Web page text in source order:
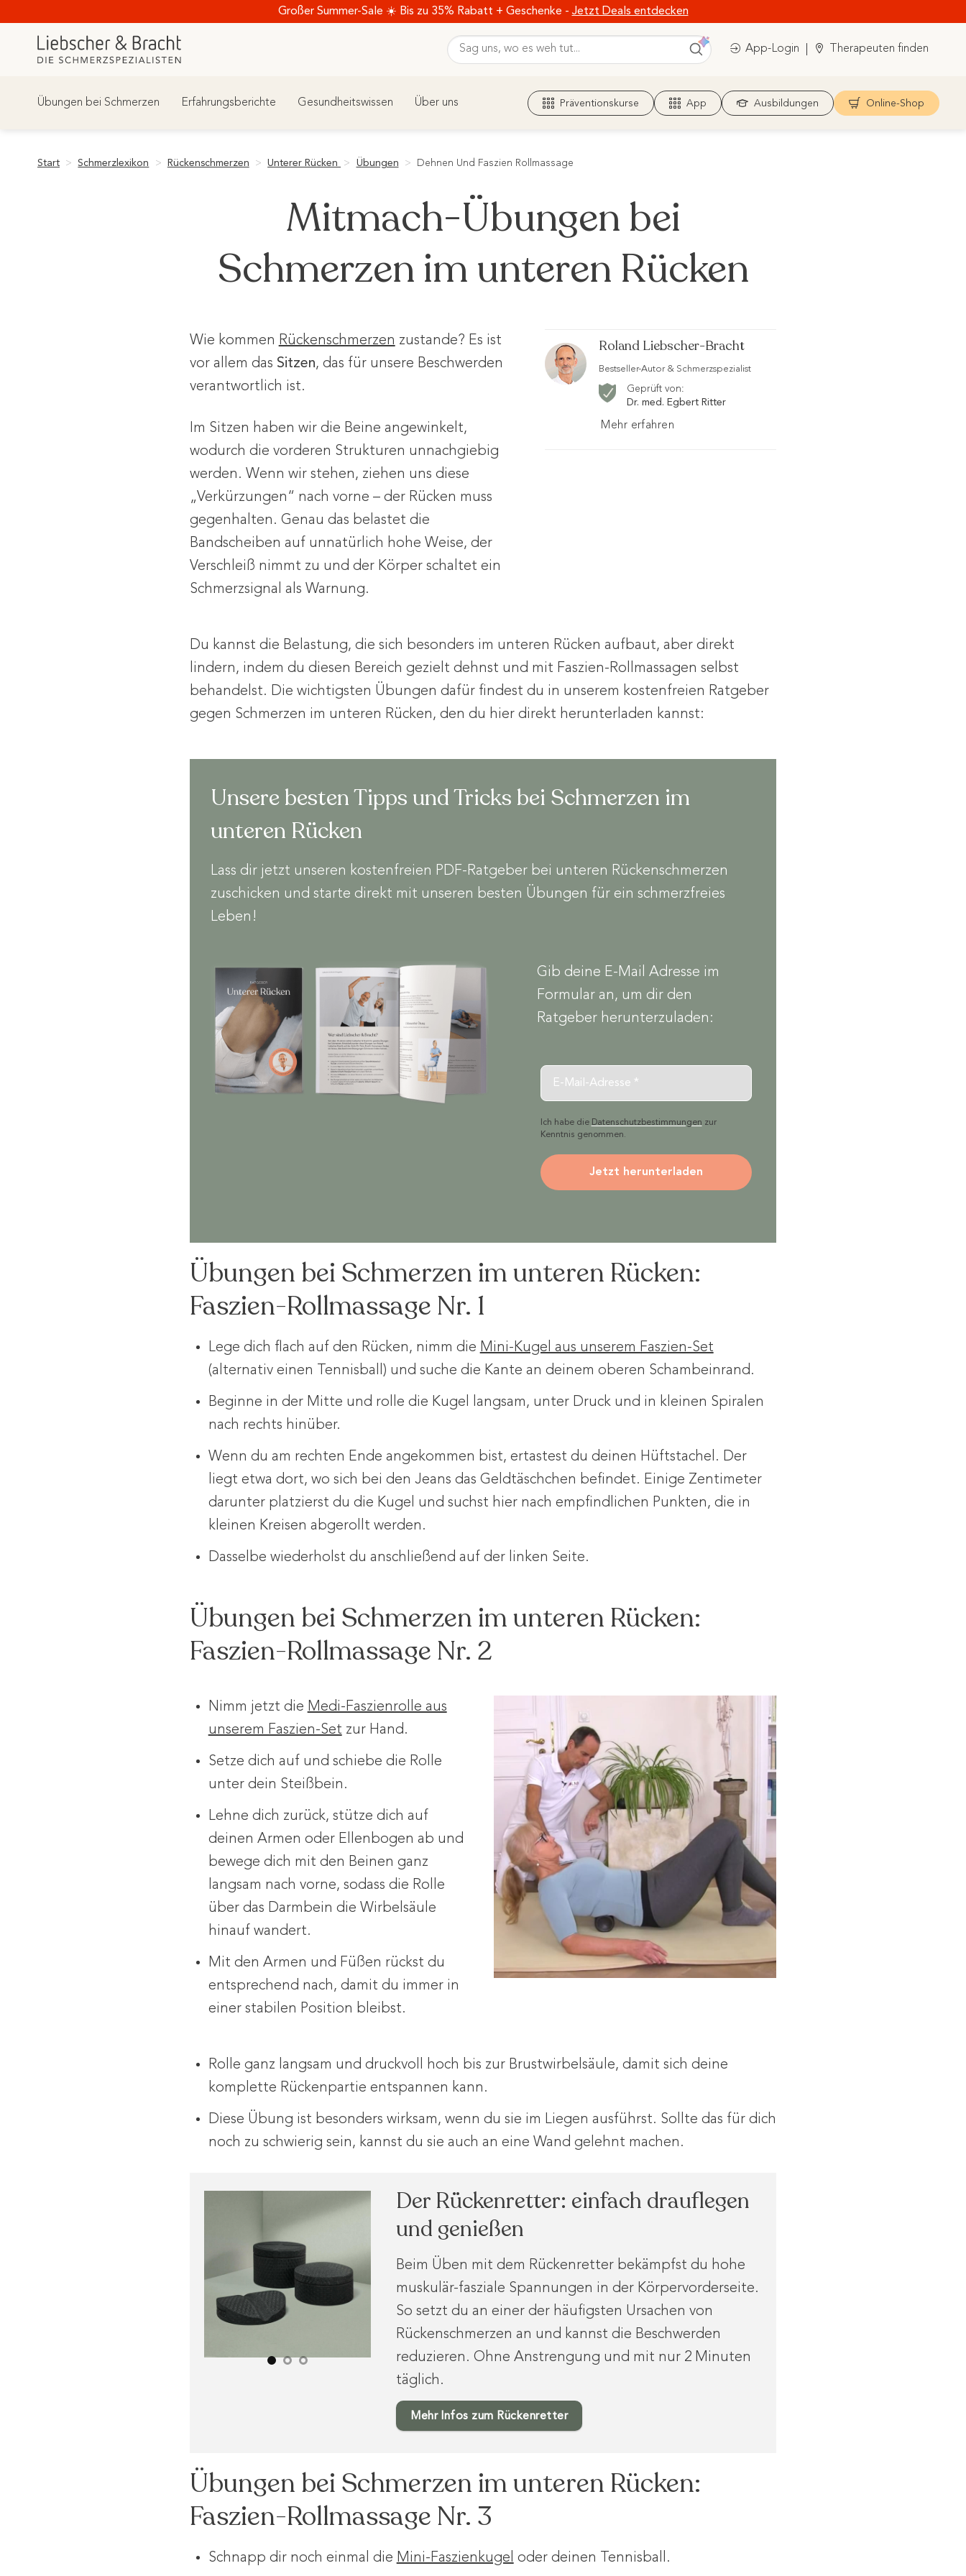
springen
Großer Summer-Sale ☀️ Bis zu 35% Rabatt + Geschenke - Jetzt Deals entdecken
App-Login Therapeuten finden
Übungen bei Schmerzen Erfahrungsberichte Gesundheitswissen Über uns Präventionskurse App Ausbildungen Online-Shop
Start > Schmerzlexikon > Rückenschmerzen > Unterer Rücken > Übungen > Dehnen Und Faszien Rollmassage
Mitmach-Übungen bei
Schmerzen im unteren Rücken
Wie kommen Rückenschmerzen zustande? Es ist
vor allem das Sitzen, das für unsere Beschwerden
verantwortlich ist.
Im Sitzen haben wir die Beine angewinkelt,
wodurch die vorderen Strukturen unnachgiebig
werden. Wenn wir stehen, ziehen uns diese
„Verkürzungen“ nach vorne – der Rücken muss
gegenhalten. Genau das belastet die
Bandscheiben auf unnatürlich hohe Weise, der
Verschleiß nimmt zu und der Körper schaltet ein
Schmerzsignal als Warnung.
Roland Liebscher-Bracht
Bestseller-Autor & Schmerzspezialist
Geprüft von:
Dr. med. Egbert Ritter
Mehr erfahren
Du kannst die Belastung, die sich besonders im unteren Rücken aufbaut, aber direkt
lindern, indem du diesen Bereich gezielt dehnst und mit Faszien-Rollmassagen selbst
behandelst. Die wichtigsten Übungen dafür findest du in unserem kostenfreien Ratgeber
gegen Schmerzen im unteren Rücken, den du hier direkt herunterladen kannst:
Unsere besten Tipps und Tricks bei Schmerzen im
unteren Rücken
Lass dir jetzt unseren kostenfreien PDF-Ratgeber bei unteren Rückenschmerzen
zuschicken und starte direkt mit unseren besten Übungen für ein schmerzfreies
Leben!
Gib deine E-Mail Adresse im
Formular an, um dir den
Ratgeber herunterzuladen:
Email
Ich habe die Datenschutzbestimmungen zur
Kenntnis genommen.
Jetzt herunterladen
Übungen bei Schmerzen im unteren Rücken:
Faszien-Rollmassage Nr. 1
Lege dich flach auf den Rücken, nimm die Mini-Kugel aus unserem Faszien-Set
(alternativ einen Tennisball) und suche die Kante an deinem oberen Schambeinrand.
Beginne in der Mitte und rolle die Kugel langsam, unter Druck und in kleinen Spiralen
nach rechts hinüber.
Wenn du am rechten Ende angekommen bist, ertastest du deinen Hüftstachel. Der
liegt etwa dort, wo sich bei den Jeans das Geldtäschchen befindet. Einige Zentimeter
darunter platzierst du die Kugel und suchst hier nach empfindlichen Punkten, die in
kleinen Kreisen abgerollt werden.
Dasselbe wiederholst du anschließend auf der linken Seite.
Übungen bei Schmerzen im unteren Rücken:
Faszien-Rollmassage Nr. 2
Nimm jetzt die Medi-Faszienrolle aus
unserem Faszien-Set zur Hand.
Setze dich auf und schiebe die Rolle
unter dein Steißbein.
Lehne dich zurück, stütze dich auf
deinen Armen oder Ellenbogen ab und
bewege dich mit den Beinen ganz
langsam nach vorne, sodass die Rolle
über das Darmbein die Wirbelsäule
hinauf wandert.
Mit den Armen und Füßen rückst du
entsprechend nach, damit du immer in
einer stabilen Position bleibst.
Rolle ganz langsam und druckvoll hoch bis zur Brustwirbelsäule, damit sich deine
komplette Rückenpartie entspannen kann.
Diese Übung ist besonders wirksam, wenn du sie im Liegen ausführst. Sollte das für dich
noch zu schwierig sein, kannst du sie auch an eine Wand gelehnt machen.
Der Rückenretter: einfach drauflegen
und genießen
Beim Üben mit dem Rückenretter bekämpfst du hohe
muskulär-fasziale Spannungen in der Körpervorderseite.
So setzt du an einer der häufigsten Ursachen von
Rückenschmerzen an und kannst die Beschwerden
reduzieren. Ohne Anstrengung und mit nur 2 Minuten
täglich.
Mehr Infos zum Rückenretter
Übungen bei Schmerzen im unteren Rücken:
Faszien-Rollmassage Nr. 3
Schnapp dir noch einmal die Mini-Faszienkugel oder deinen Tennisball.